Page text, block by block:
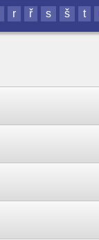
r ř s š t